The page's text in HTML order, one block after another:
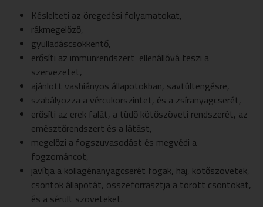
Késlelteti az öregedési folyamatokat,
rákmegelőző,
gyulladáscsökkentő,
erősíti az immunrendszert ­ ellenállóvá teszi a
szervezetet,
ajánlott vashiányos állapotokban, savtúltengésre,
szabályozza a vércukorszintet, és a zsíranyagcserét,
erősíti az erek falát, a tüdő kötőszöveti rendszerét, az
emésztőrendszert és a látást,
megelőzi a fogszuvasodást és megvédi a
fogzománcot,
javítja a kollagénanyagcserét fogak, haj, kötőszövetek,
csontok állapotát, összeforrasztja a törött csontokat,
és a sérült szöveteket.